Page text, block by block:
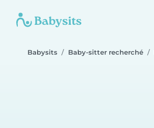
Babysits Baby-sitter recherché